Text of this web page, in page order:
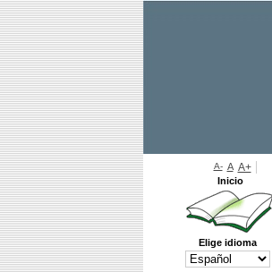
A- A A+
Inicio
Elige idioma